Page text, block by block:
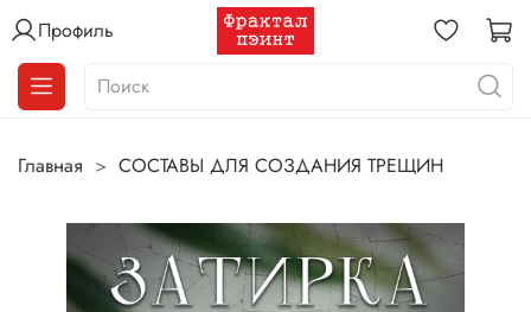
Профиль
Главная СОСТАВЫ ДЛЯ СОЗДАНИЯ ТРЕЩИН